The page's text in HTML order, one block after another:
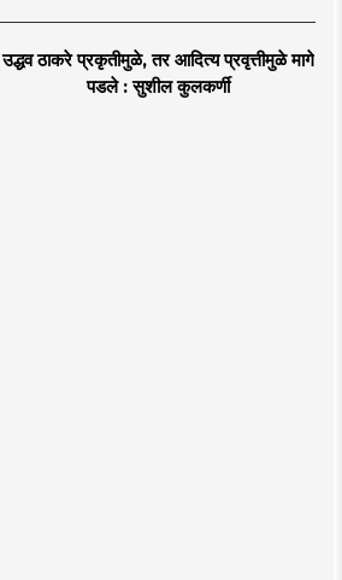
उद्धव ठाकरे प्रकृतीमुळे, तर आदित्य प्रवृत्तीमुळे मागे
पडले : सुशील कुलकर्णी